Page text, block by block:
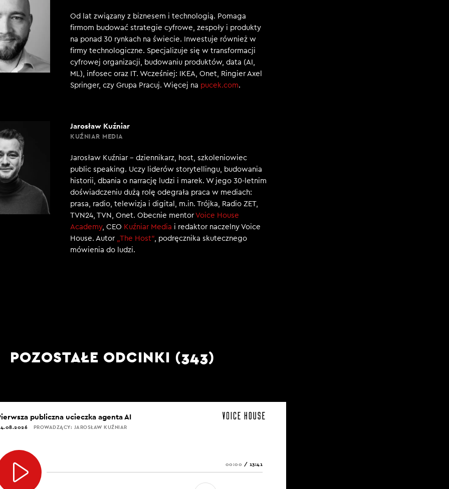
Od lat związany z biznesem i technologią. Pomaga
firmom budować strategie cyfrowe, zespoły i produkty
na ponad 30 rynkach na świecie. Inwestuje również w
firmy technologiczne. Specjalizuje się w transformacji
cyfrowej organizacji, budowaniu produktów, data (AI,
ML), infosec oraz IT. Wcześniej: IKEA, Onet, Ringier Axel
Springer, czy Grupa Pracuj. Więcej na pucek.com.
Jarosław Kuźniar
KUŹNIAR MEDIA
Jarosław Kuźniar – dziennikarz, host, szkoleniowiec
public speaking. Uczy liderów storytellingu, budowania
historii, dbania o narrację ludzi i marek. W jego 30-letnim
doświadczeniu dużą rolę odegrała praca w mediach:
prasa, radio, telewizja i digital, m.in. Trójka, Radio ZET,
TVN24, TVN, Onet. Obecnie mentorVoice House
Academy, CEO Kuźniar Media i redaktor naczelny Voice
House. Autor „The Host”, podręcznika skutecznego
mówienia do ludzi.
POZOSTAŁE ODCINKI (343)
publiczna ucieczka agenta AI
PROWADZĄCY: JAROSŁAW KUŹNIAR
00:00 / 13:41